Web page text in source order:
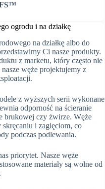
ogrodu i na działkę
na działkę albo do
Ci nasze produkty.
z marketu, który często nie
węże projektujemy z
z wyższych serii wykonane
odporność na ścieranie
brukowej czy żwirze. Węże
i zagięciom, co
podczas podlewania.
priorytet. Nasze węże
materiały są wolne od